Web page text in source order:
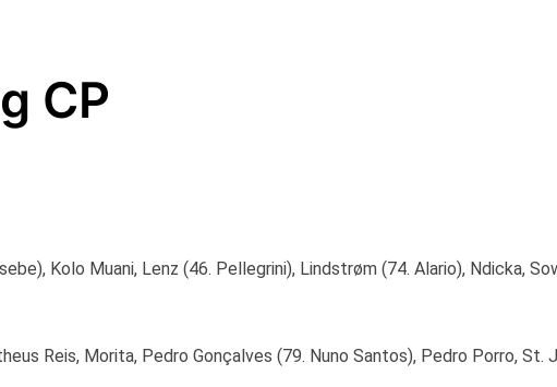
CP
Kolo Muani, Lenz (46. Pellegrini), Lindstrøm (74. Alario), Ndicka,
Reis, Morita, Pedro Gonçalves (79. Nuno Santos), Pedro Porro,